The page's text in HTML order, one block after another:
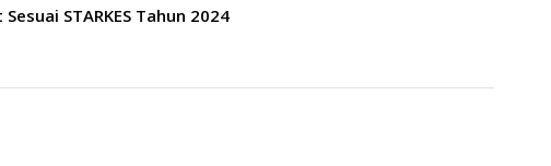
Sesuai STARKES Tahun 2024